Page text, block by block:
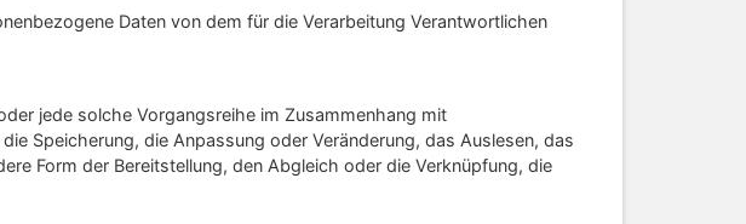
Daten von dem für die Verarbeitung Verantwortlichen
jede solche Vorgangsreihe im Zusammenhang mit
Speicherung, die Anpassung oder Veränderung, das Auslesen, das
Form der Bereitstellung, den Abgleich oder die Verknüpfung, die